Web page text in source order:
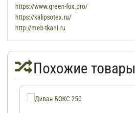
https://www.green-fox.pro/
https://kalipsotex.ru/
http://meb-tkani.ru
Похожие товары